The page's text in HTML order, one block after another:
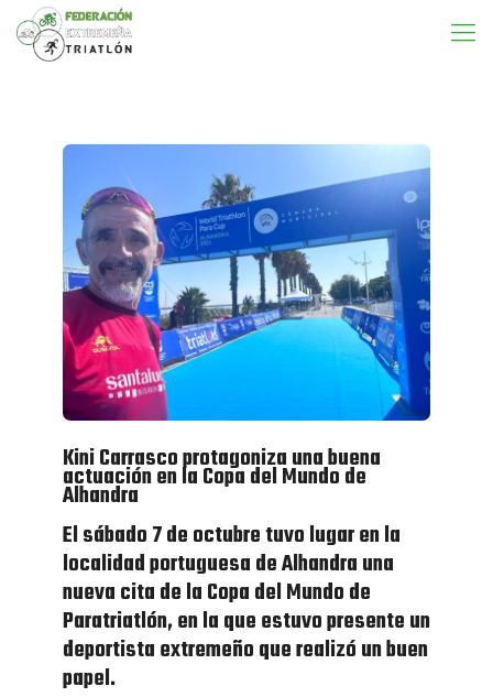
Kini Carrasco protagoniza una buena
actuación en la Copa del Mundo de
Alhandra
El sábado 7 de octubre tuvo lugar en la
localidad portuguesa de Alhandra una
nueva cita de la Copa del Mundo de
Paratriatlón, en la que estuvo presente un
deportista extremeño que realizó un buen
papel.